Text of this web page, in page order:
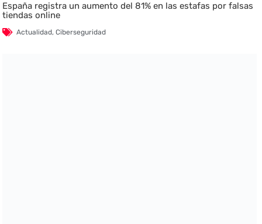
España registra un aumento del 81% en las estafas por falsas
tiendas online
Actualidad,Ciberseguridad